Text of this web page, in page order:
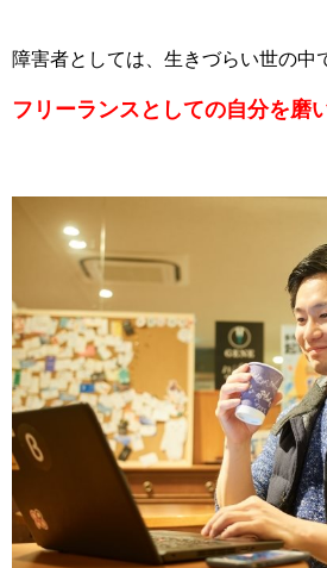
障害者としては、生きづらい世の中
フリーランスとしての自分を磨